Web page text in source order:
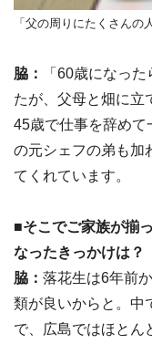
「父の周りにたくさんの
脇：
「60歳になっ
たが、父母と畑に立
45歳で仕事を辞めて
の元シェフの弟も加
てくれています。
■そこでご家族が揃
なったきっかけは？
脇： 落花生は6年前
類が良いからと。中
で、広島ではほとん